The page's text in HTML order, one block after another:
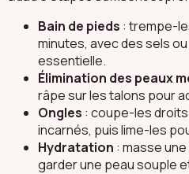
Bain de pieds : trempe-
minutes, avec des sels
essentielle.
Élimination des peaux
râpe sur les talons pour
Ongles : coupe-les
incarnés, puis lime-les
Hydratation : masse
garder une peau souple